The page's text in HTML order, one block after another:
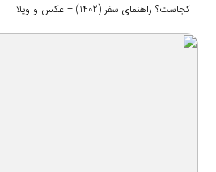
کجاست؟ راهنمای سفر (1402) + عکس و ویلا